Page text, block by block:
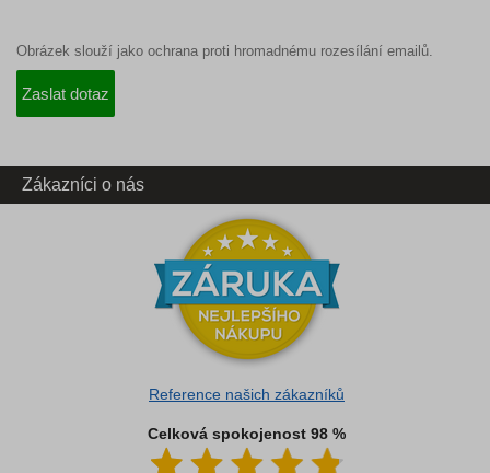
Obrázek slouží jako ochrana proti hromadnému rozesílání emailů.
Zákazníci o nás
Reference našich zákazníků
Celková spokojenost 98 %